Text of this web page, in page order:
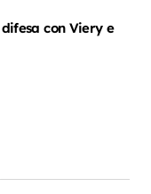
con Viery e